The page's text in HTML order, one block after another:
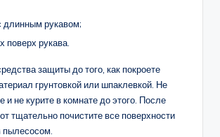
длинным рукавом;
поверх рукава.
защиты до того, как покроете
грунтовкой или шпаклевкой. Не
и не курите в комнате до этого. После
тщательно почистите все поверхности